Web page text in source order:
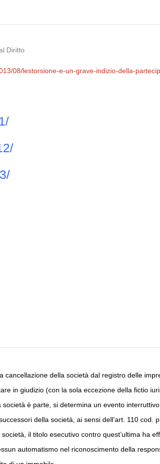
Diritto
08/lestorsione-e-un-grave-indizio-della-
della società dal registro delle
in giudizio (con la sola eccezione della fictio
è parte, si determina un evento
della società, ai sensi dell’art. 110 cod.
il titolo esecutivo contro quest’ultima ha
automatismo nel riconoscimento della